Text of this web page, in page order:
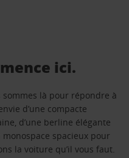
ici.
sommes là pour répondre à
d’une compacte
d’une berline élégante
monospace spacieux pour
la voiture qu’il vous faut.